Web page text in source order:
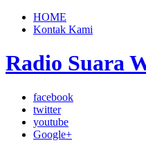
HOME
Kontak Kami
Radio Suara
facebook
twitter
youtube
Google+